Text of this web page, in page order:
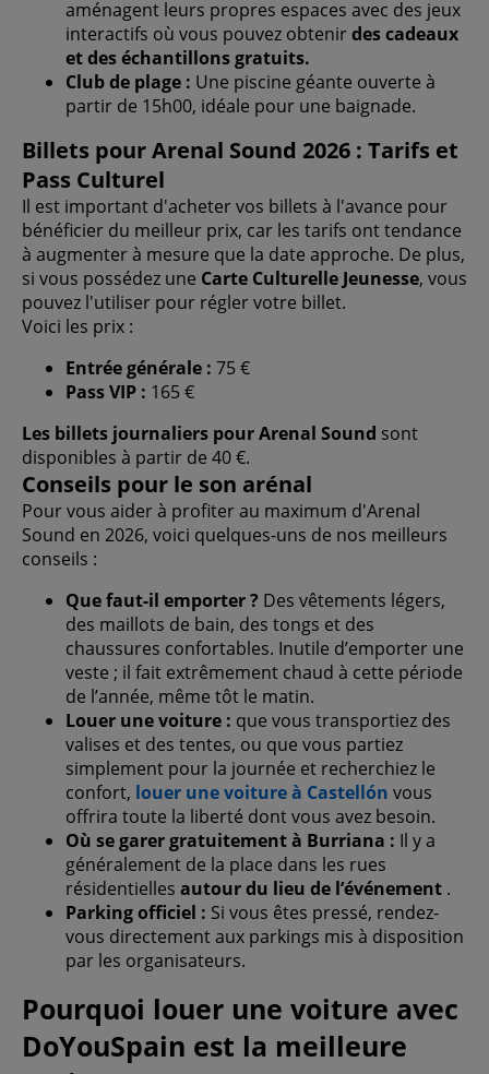
aménagent leurs propres espaces avec des jeux
interactifs où vous pouvez obtenirdes cadeaux
et des échantillons gratuits.
Club de plage : Une piscine géante ouverte à
partir de 15h00, idéale pour une baignade.
Billets pour Arenal Sound 2026 : Tarifs et
Pass Culturel
Il est important d'acheter vos billets à l'avance pour
bénéficier du meilleur prix, car les tarifs ont tendance
à augmenter à mesure que la date approche. De plus,
si vous possédez une Carte Culturelle Jeunesse, vous
pouvez l'utiliser pour régler votre billet.
Voici les prix :
Entrée générale : 75 €
Pass VIP : 165 €
Les billets journaliers pour Arenal Sound sont
disponibles à partir de 40 €.
Conseils pour le son arénal
Pour vous aider à profiter au maximum d'Arenal
Sound en 2026, voici quelques-uns de nos meilleurs
conseils :
Que faut-il emporter ? Des vêtements légers,
des maillots de bain, des tongs et des
chaussures confortables. Inutile d’emporter une
veste ; il fait extrêmement chaud à cette période
de l’année, même tôt le matin.
Louer une voiture : que vous transportiez des
valises et des tentes, ou que vous partiez
simplement pour la journée et recherchiez le
confort, louer une voiture à Castellón vous
offrira toute la liberté dont vous avez besoin.
Où se garer gratuitement à Burriana : Il y a
généralement de la place dans les rues
résidentielles autour du lieu de l’événement .
Parking officiel : Si vous êtes pressé, rendez-
vous directement aux parkings mis à disposition
par les organisateurs.
Pourquoi louer une voiture avec
DoYouSpain est la meilleure